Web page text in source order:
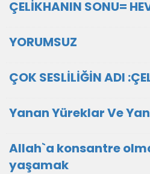
ÇELİKHANIN SONU=
YORUMSUZ
ÇOK SESLİLİĞİN ADI
Yanan Yüreklar Ve
Allah`a konsantre
yaşamak